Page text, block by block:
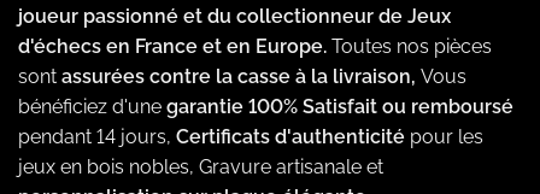
joueur passionné et du collectionneur de Jeux
d'échecs en France et en Europe. Toutes nos pièces
sont assurées contre la casse à la livraison, Vous
bénéficiez d'une garantie 100% Satisfait ou remboursé
pendant 14 jours, Certificats d'authenticité pour les
jeux en bois nobles, Gravure artisanale et